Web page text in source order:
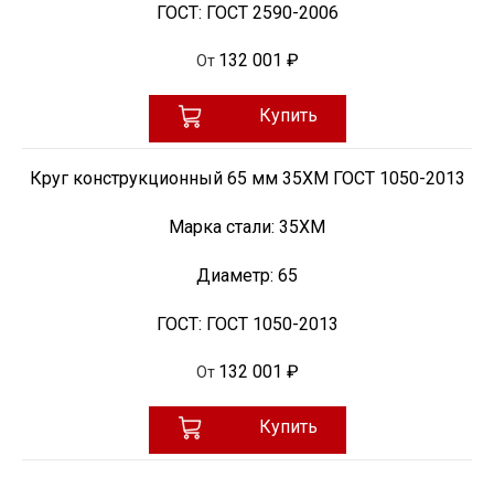
ГОСТ: ГОСТ 2590-2006
От 132 001 ₽
Купить
Круг конструкционный 65 мм 35ХМ ГОСТ 1050-2013
Марка стали: 35ХМ
Диаметр: 65
ГОСТ: ГОСТ 1050-2013
От 132 001 ₽
Купить